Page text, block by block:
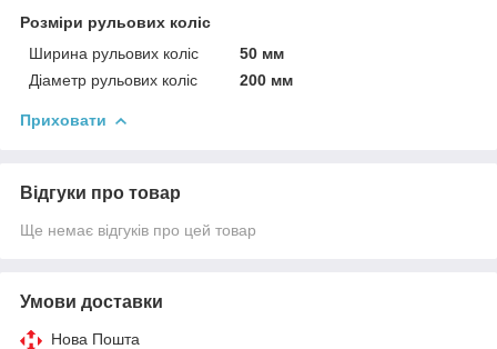
Розміри рульових коліс
Ширина рульових коліс
50 мм
Діаметр рульових коліс
200 мм
Приховати
Відгуки про товар
Ще немає відгуків про цей товар
Умови доставки
Нова Пошта